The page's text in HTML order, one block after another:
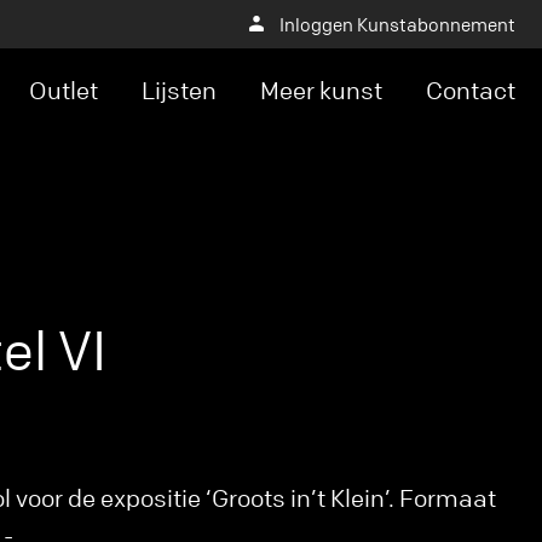
Inloggen Kunstabonnement
Outlet Lijsten Meer kunst Contact
VI
voor de expositie ‘Groots in’t Klein’. Formaat